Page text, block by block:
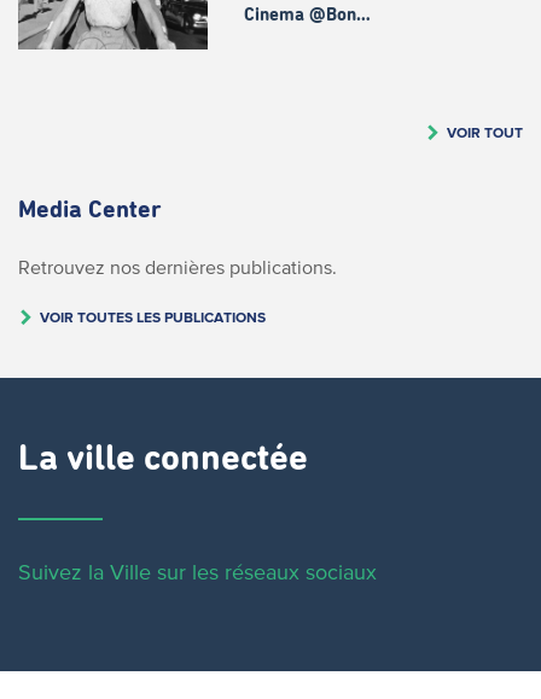
Cinema @Bon…
VOIR TOUT
Media Center
Retrouvez nos dernières publications.
VOIR TOUTES LES PUBLICATIONS
La ville connectée
Suivez la Ville sur les réseaux sociaux